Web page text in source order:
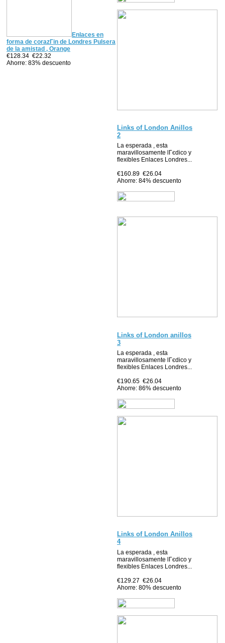
Enlaces en
forma de corazГіn de Londres Pulsera
de la amistad , Orange
€128.34 €22.32
Ahorre: 83% descuento
Links of London Anillos
2
La esperada , esta
maravillosamente lГєdico y
flexibles Enlaces Londres...
€160.89 €26.04
Ahorre: 84% descuento
Links of London anillos
3
La esperada , esta
maravillosamente lГєdico y
flexibles Enlaces Londres...
€190.65 €26.04
Ahorre: 86% descuento
Links of London Anillos
4
La esperada , esta
maravillosamente lГєdico y
flexibles Enlaces Londres...
€129.27 €26.04
Ahorre: 80% descuento